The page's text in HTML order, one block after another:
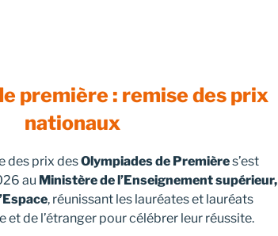
première : remise des prix
nationaux
des prix desOlympiades de Premières’est
au Ministère de l’Enseignement supérieur,
, réunissant les lauréates et lauréats
et de l’étranger pour célébrer leur réussite.